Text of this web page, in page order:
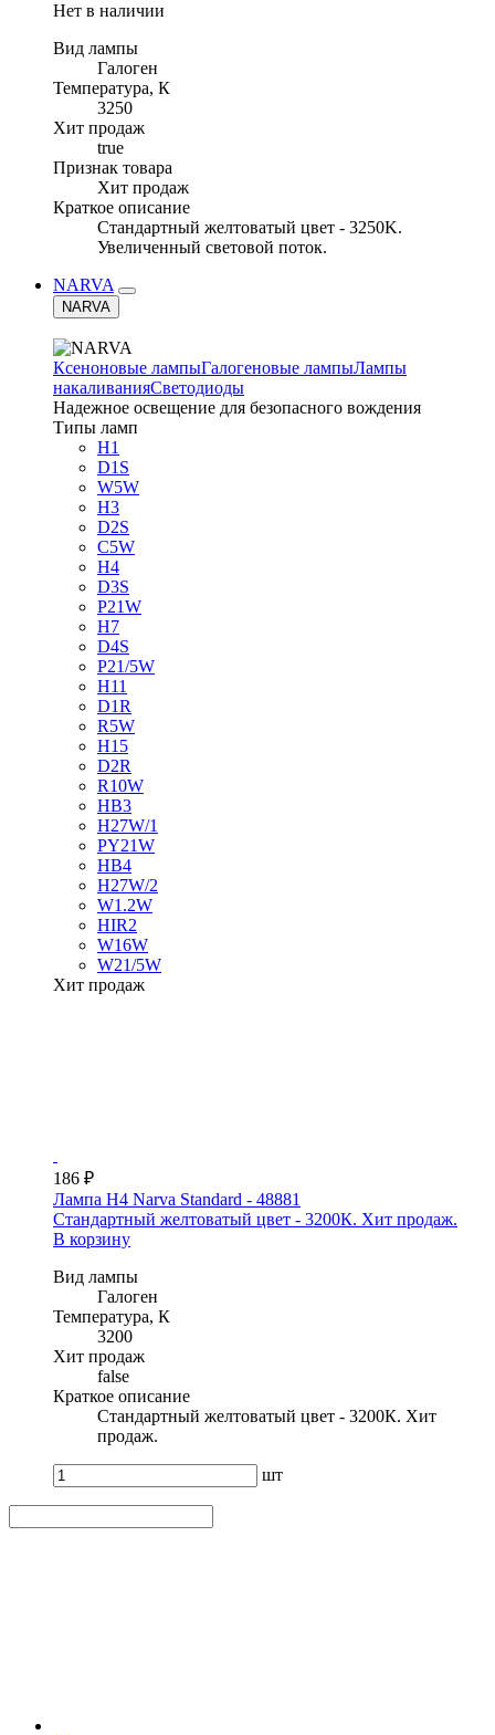
Нет в наличии
Вид лампы
Галоген
Температура, К
3250
Хит продаж
true
Признак товара
Хит продаж
Краткое описание
Стандартный желтоватый цвет - 3250K.
Увеличенный световой поток.
NARVA
NARVA
Ксеноновые лампыГалогеновые лампыЛампы
накаливанияСветодиоды
Надежное освещение для безопасного вождения
Типы ламп
H1
D1S
W5W
H3
D2S
C5W
H4
D3S
P21W
H7
D4S
P21/5W
H11
D1R
R5W
H15
D2R
R10W
HB3
H27W/1
PY21W
HB4
H27W/2
W1.2W
HIR2
W16W
W21/5W
Хит продаж
186 ₽
Лампа H4 Narva Standard - 48881
Стандартный желтоватый цвет - 3200К. Хит продаж.
В корзину
Вид лампы
Галоген
Температура, К
3200
Хит продаж
false
Краткое описание
Стандартный желтоватый цвет - 3200К. Хит
продаж.
шт